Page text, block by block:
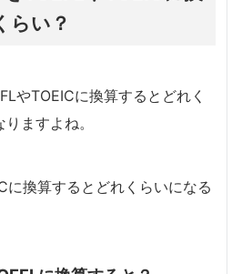
らい？
やTOEICに換算するとどれく
ますよね。
に換算するとどれくらいになる